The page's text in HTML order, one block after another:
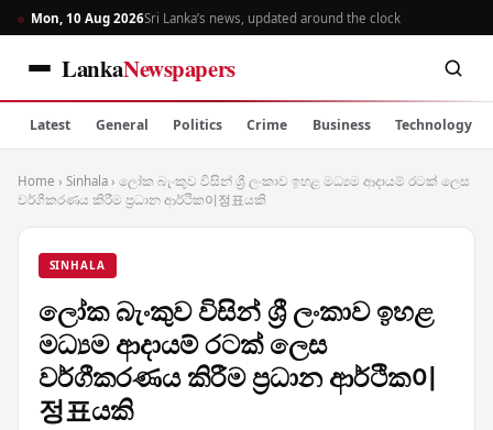
Mon, 10 Aug 2026Sri Lanka’s news, updated around the clock
LankaNewspapers
Latest General Politics Crime Business Technology
Home › Sinhala › ලෝක බැංකුව විසින් ශ්‍රී ලංකාව ඉහළ මධ්‍යම ආදායම් රටක් ලෙස
වර්ගීකරණය කිරීම ප්‍රධාන ආර්ථික이정표යකි
SINHALA
ලෝක බැංකුව විසින් ශ්‍රී ලංකාව ඉහළ
මධ්‍යම ආදායම් රටක් ලෙස
වර්ගීකරණය කිරීම ප්‍රධාන ආර්ථික이
정표යකි